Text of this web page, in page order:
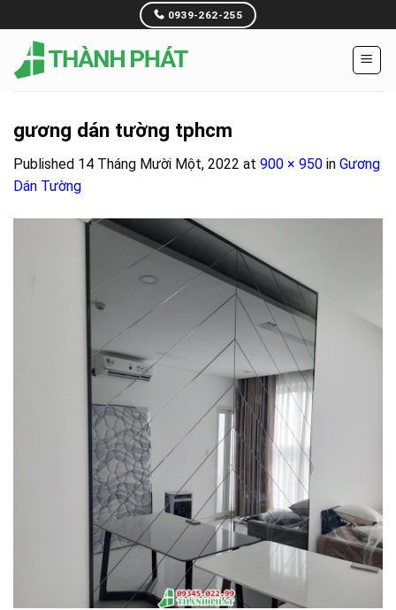
to
content
0939-262-255
gương dán tường tphcm
Published 14 Tháng Mười Một, 2022 at 900 × 950 in Gương
Dán Tường